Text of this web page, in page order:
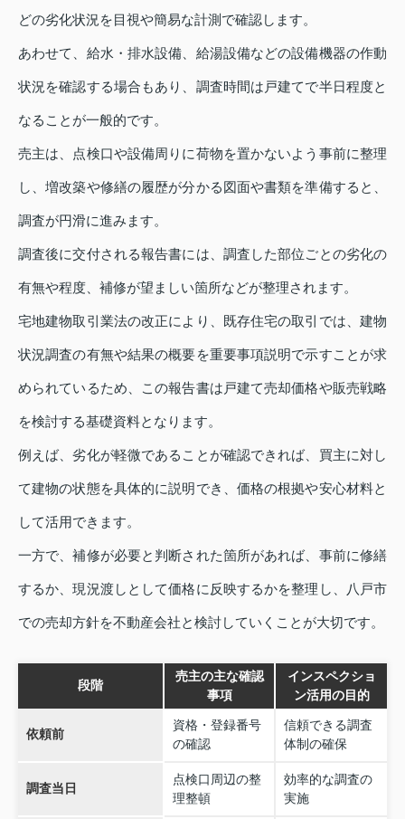
どの劣化状況を目視や簡易な計測で確認します。
あわせて、給水・排水設備、給湯設備などの設備機器の作動
状況を確認する場合もあり、調査時間は戸建てで半日程度と
なることが一般的です。
売主は、点検口や設備周りに荷物を置かないよう事前に整理
し、増改築や修繕の履歴が分かる図面や書類を準備すると、
調査が円滑に進みます。
調査後に交付される報告書には、調査した部位ごとの劣化の
有無や程度、補修が望ましい箇所などが整理されます。
宅地建物取引業法の改正により、既存住宅の取引では、建物
状況調査の有無や結果の概要を重要事項説明で示すことが求
められているため、この報告書は戸建て売却価格や販売戦略
を検討する基礎資料となります。
例えば、劣化が軽微であることが確認できれば、買主に対し
て建物の状態を具体的に説明でき、価格の根拠や安心材料と
して活用できます。
一方で、補修が必要と判断された箇所があれば、事前に修繕
するか、現況渡しとして価格に反映するかを整理し、八戸市
での売却方針を不動産会社と検討していくことが大切です。
段階
売主の主な確認
事項
インスペクショ
ン活用の目的
依頼前
資格・登録番号
の確認
信頼できる調査
体制の確保
調査当日
点検口周辺の整
理整頓
効率的な調査の
実施